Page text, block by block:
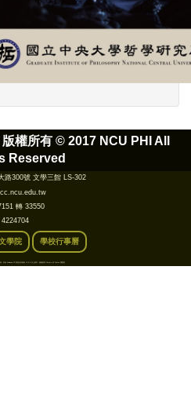
版權所有 © 2017 NCU PHI All
Reserved
路300號 文學三館 LS-302
轉 33550
4224704
學院 學校行事曆